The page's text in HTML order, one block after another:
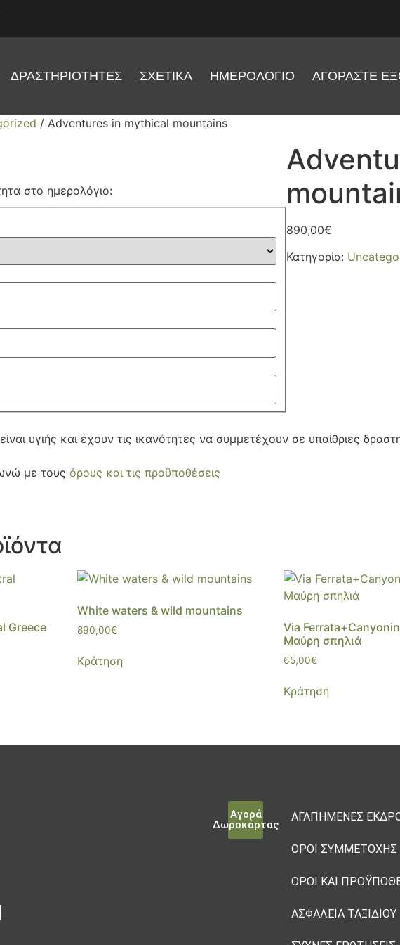
ΔΡΑΣΤΗΡΙΌΤΗΤΕΣ ΣΧΕΤΙΚΑ ΗΜΕΡΟΛΌΓΙΟ ΑΓΟΡΑΣΤΕ
/ Adventures in mythical mountains
890,00€
Κατηγορία:
στο ημερολόγιο:
υγιής και έχουν τις ικανότητες να συμμετέχουν σε υπαίθριες
με τους όρους και τις προϋποθέσεις
Greece
White waters & wild mountains
890,00€
Κράτηση
Via
Μαύρη σπηλιά
65,00€
Κράτηση
Αγορά
Δωροκάρτας
ΑΓΑΠΗΜΈΝΕΣ
ΌΡΟΙ ΣΥΜΜΕΤΟΧΉΣ
ΌΡΟΙ ΚΑΙ
ΑΣΦΆΛΕΙΑ ΤΑΞΙΔΙΟΎ